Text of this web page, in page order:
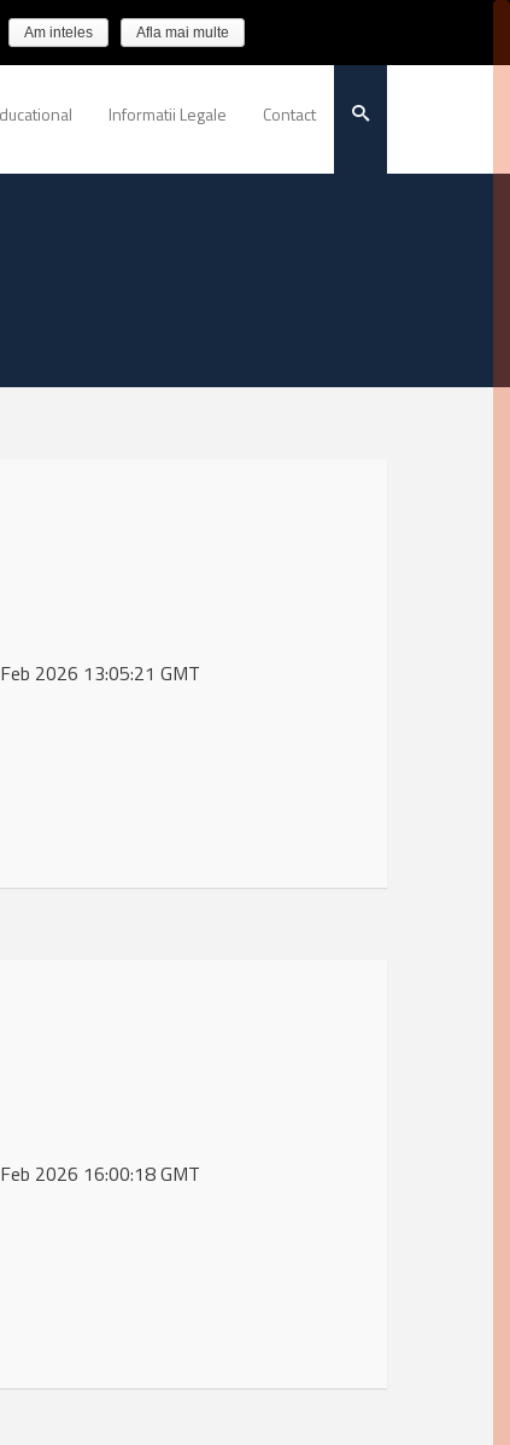
Informatii Legale Contact
2026 13:05:21 GMT
2026 16:00:18 GMT
Am inteles Afla mai multe